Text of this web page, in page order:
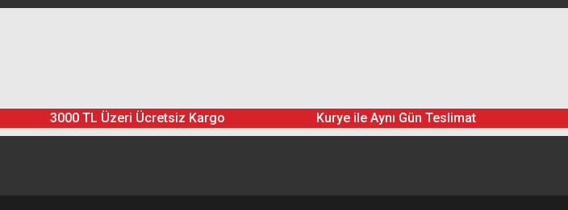
3000 TL Üzeri Ücretsiz Kargo Kurye ile Aynı Gün Teslimat